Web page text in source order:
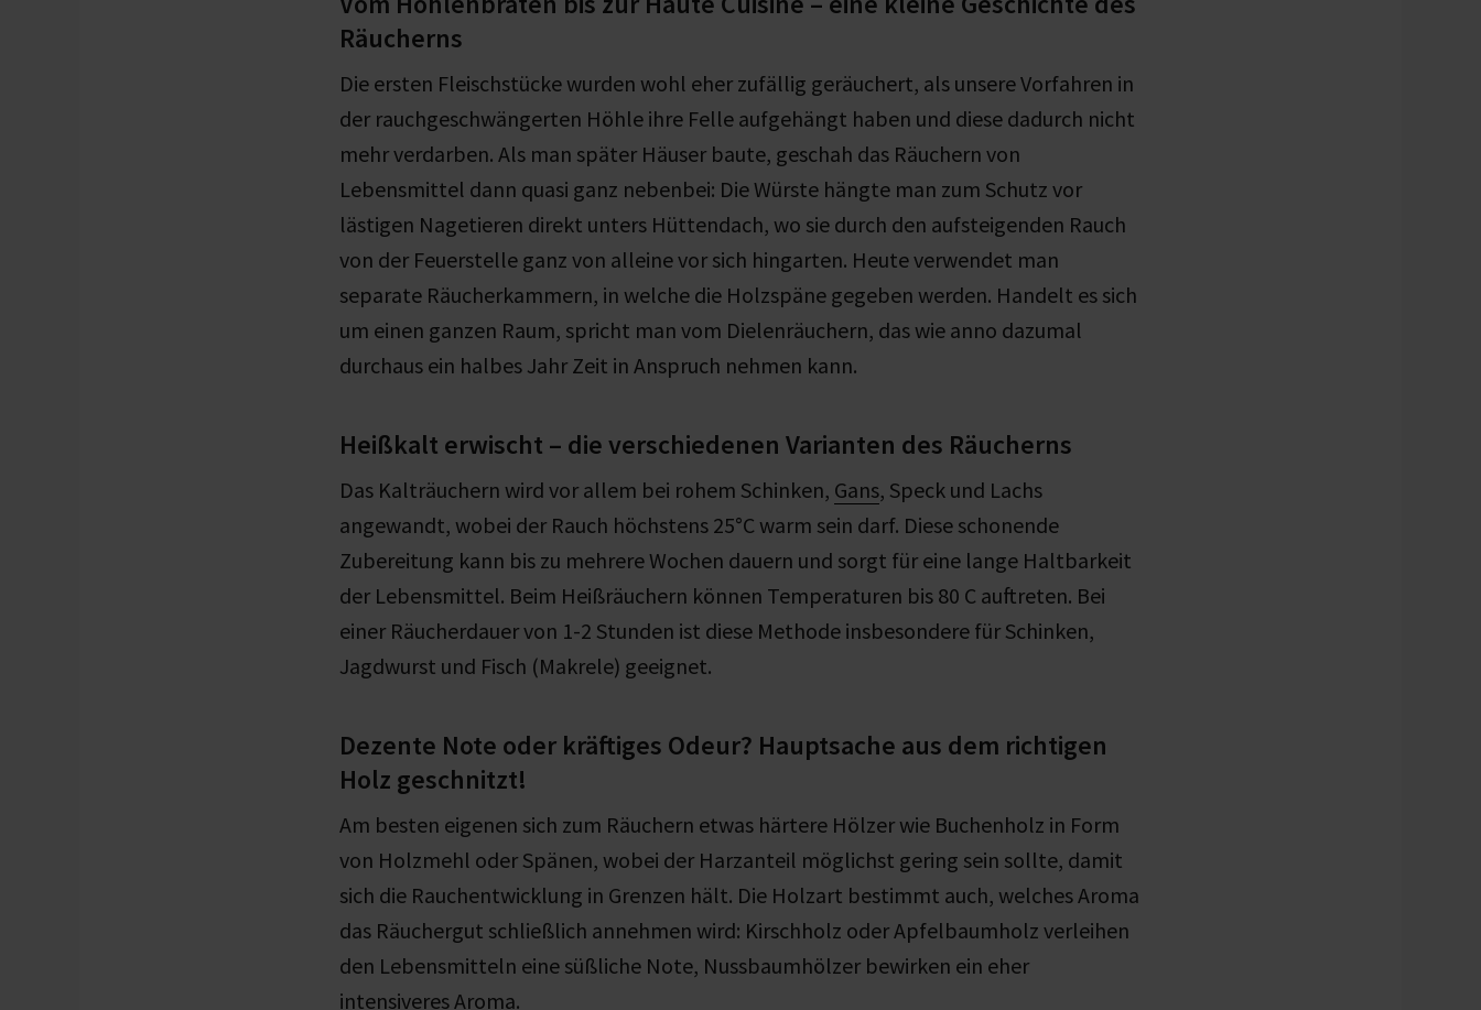
Räucherns
Die ersten Fleischstücke wurden wohl eher zufällig geräuchert, als unsere Vorfahren in
der rauchgeschwängerten Höhle ihre Felle aufgehängt haben und diese dadurch nicht
mehr verdarben. Als man später Häuser baute, geschah das Räuchern von
Lebensmittel dann quasi ganz nebenbei: Die Würste hängte man zum Schutz vor
lästigen Nagetieren direkt unters Hüttendach, wo sie durch den aufsteigenden Rauch
von der Feuerstelle ganz von alleine vor sich hingarten. Heute verwendet man
separate Räucherkammern, in welche die Holzspäne gegeben werden. Handelt es sich
um einen ganzen Raum, spricht man vom Dielenräuchern, das wie anno dazumal
durchaus ein halbes Jahr Zeit in Anspruch nehmen kann.
Heißkalt erwischt – die verschiedenen Varianten des Räucherns
Das Kalträuchern wird vor allem bei rohem Schinken, Gans, Speck und Lachs
angewandt, wobei der Rauch höchstens 25°C warm sein darf. Diese schonende
Zubereitung kann bis zu mehrere Wochen dauern und sorgt für eine lange Haltbarkeit
der Lebensmittel. Beim Heißräuchern können Temperaturen bis 80 C auftreten. Bei
einer Räucherdauer von 1-2 Stunden ist diese Methode insbesondere für Schinken,
Jagdwurst und Fisch (Makrele) geeignet.
Dezente Note oder kräftiges Odeur? Hauptsache aus dem richtigen
Holz geschnitzt!
Am besten eigenen sich zum Räuchern etwas härtere Hölzer wie Buchenholz in Form
von Holzmehl oder Spänen, wobei der Harzanteil möglichst gering sein sollte, damit
sich die Rauchentwicklung in Grenzen hält. Die Holzart bestimmt auch, welches Aroma
das Räuchergut schließlich annehmen wird: Kirschholz oder Apfelbaumholz verleihen
den Lebensmitteln eine süßliche Note, Nussbaumhölzer bewirken ein eher
intensiveres Aroma.